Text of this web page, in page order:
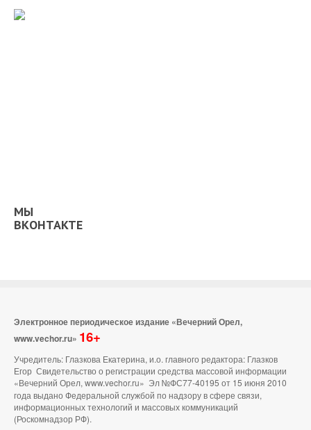
МЫ
ВКОНТАКТЕ
Электронное периодическое издание «Вечерний Орел,
www.vechor.ru» 16+
Учредитель: Глазкова Екатерина, и.о. главного редактора: Глазков
Егор Свидетельство о регистрации средства массовой информации
«Вечерний Орел, www.vechor.ru» Эл №ФС77-40195 от 15 июня 2010
года выдано Федеральной службой по надзору в сфере связи,
информационных технологий и массовых коммуникаций
(Роскомнадзор РФ).